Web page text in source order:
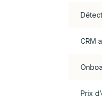
CRM
Prix